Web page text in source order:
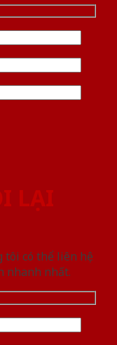
LẠI
tôi có thể liên hệ
nhanh nhất.